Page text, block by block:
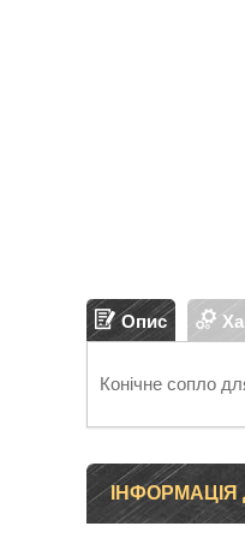
Опис
Конічне сопло